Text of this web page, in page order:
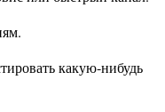
какую-нибудь